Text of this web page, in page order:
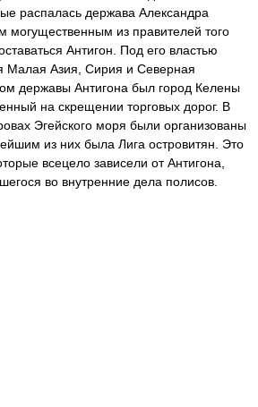
распалась держава Александра
могущественным из правителей того
Антигон. Под его властью
Малая Азия, Сирия и Северная
державы Антигона был город Келены
на скрещении торговых дорог. В
Эгейского моря были организованы
из них была Лига островитян. Это
всецело зависели от Антигона,
во внутренние дела полисов.